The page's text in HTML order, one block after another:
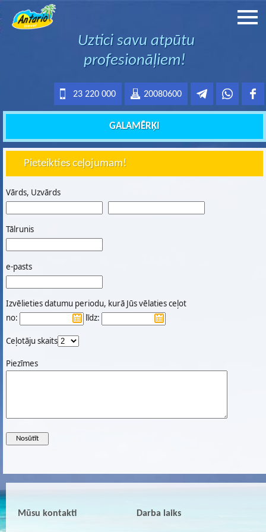
Uztici savu atpūtu
profesionāļiem!
20080600
23 220 000
GALAMĒRĶI
Pieteikties ceļojumam!
Vārds, Uzvārds
Tālrunis
e-pasts
Izvēlieties datumu periodu, kurā Jūs vēlaties ceļot
no:
līdz:
Ceļotāju skaits
Piezīmes
Mūsu kontakti Darba laiks